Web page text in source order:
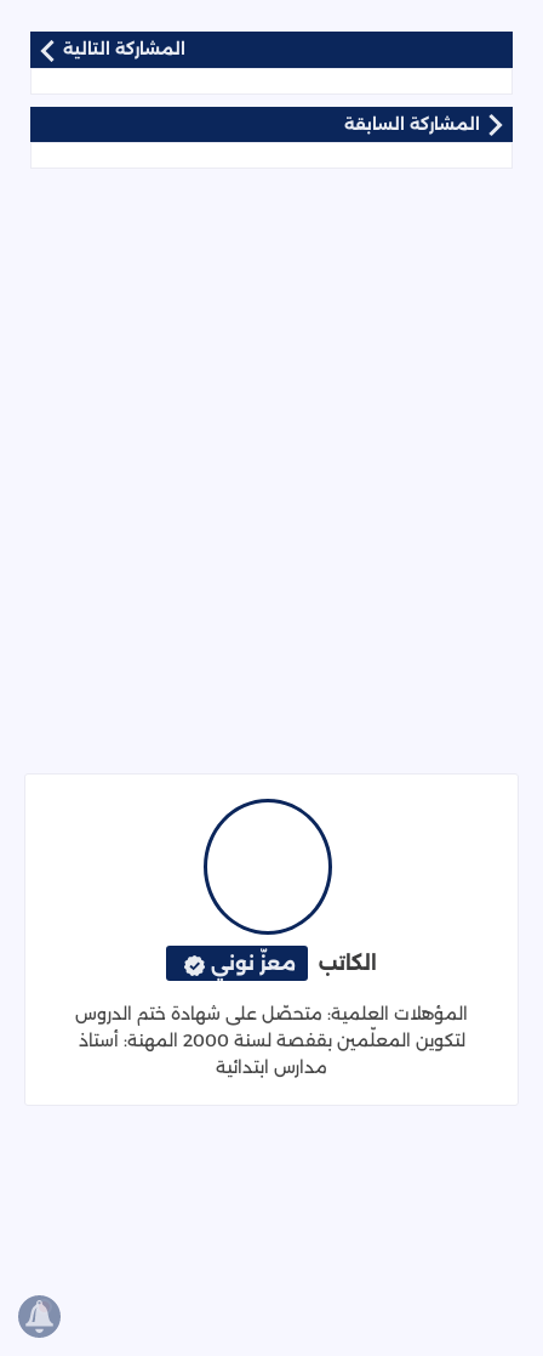
المشاركة التالية
المشاركة السابقة
الكاتب معزّ نوني
المؤهلات العلمية: متحصّل على شهادة ختم الدروس
لتكوين المعلّمين بقفصة لسنة 2000 المهنة: أستاذ
مدارس ابتدائية